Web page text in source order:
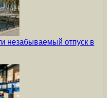
незабываемый отпуск в